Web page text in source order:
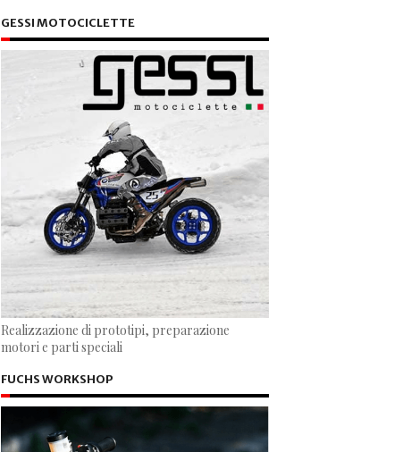
GESSI MOTOCICLETTE
Realizzazione di prototipi, preparazione
motori e parti speciali
FUCHS WORKSHOP